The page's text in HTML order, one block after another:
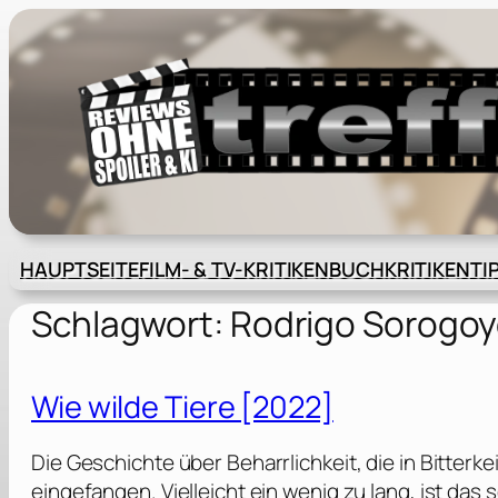
Zum
Inhalt
springen
HAUPTSEITEFILM- & TV-KRITIKENBUCHKRITIKEN
Schlagwort: Rodrigo
Wie wilde Tiere [2022]
Die Geschichte über Beharrlichkeit, die in
eingefangen. Vielleicht ein wenig zu lang, ist das